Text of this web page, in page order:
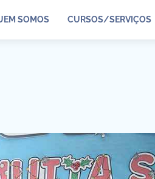
SOMOS CURSOS/SERVIÇOS